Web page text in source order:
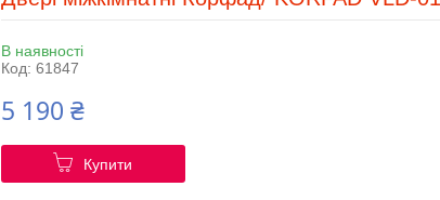
В наявності
Код: 61847
5 190 ₴
Купити